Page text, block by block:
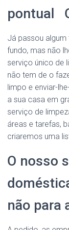
pontual
Já passou
fundo, mas não
serviço único de
não tem de o
limpo e enviar-
a sua casa em
serviço de
áreas e tarefas,
criaremos uma
O nosso
não para